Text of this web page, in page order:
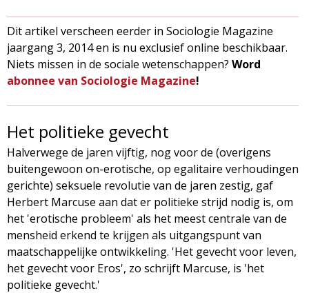
Dit artikel verscheen eerder in Sociologie Magazine
jaargang 3, 2014 en is nu exclusief online beschikbaar.
Niets missen in de sociale wetenschappen? Word
abonnee van Sociologie Magazine!
Het politieke gevecht
Halverwege de jaren vijftig, nog voor de (overigens
buitengewoon on-erotische, op egalitaire verhoudingen
gerichte) seksuele revolutie van de jaren zestig, gaf
Herbert Marcuse aan dat er politieke strijd nodig is, om
het 'erotische probleem' als het meest centrale van de
mensheid erkend te krijgen als uitgangspunt van
maatschappelijke ontwikkeling. 'Het gevecht voor leven,
het gevecht voor Eros', zo schrijft Marcuse, is 'het
politieke gevecht.'